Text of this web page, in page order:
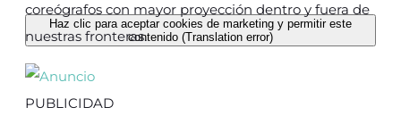
Haz clic para aceptar cookies de marketing y permitir este
contenido (Translation error)
coreógrafos con mayor proyección dentro y fuera de
nuestras fronteras.
PUBLICIDAD